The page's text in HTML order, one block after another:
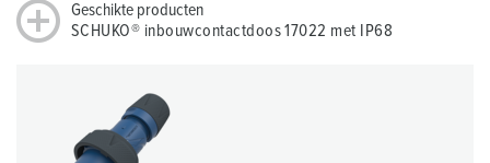
Geschikte producten
SCHUKO® inbouwcontactdoos 17022 met IP68